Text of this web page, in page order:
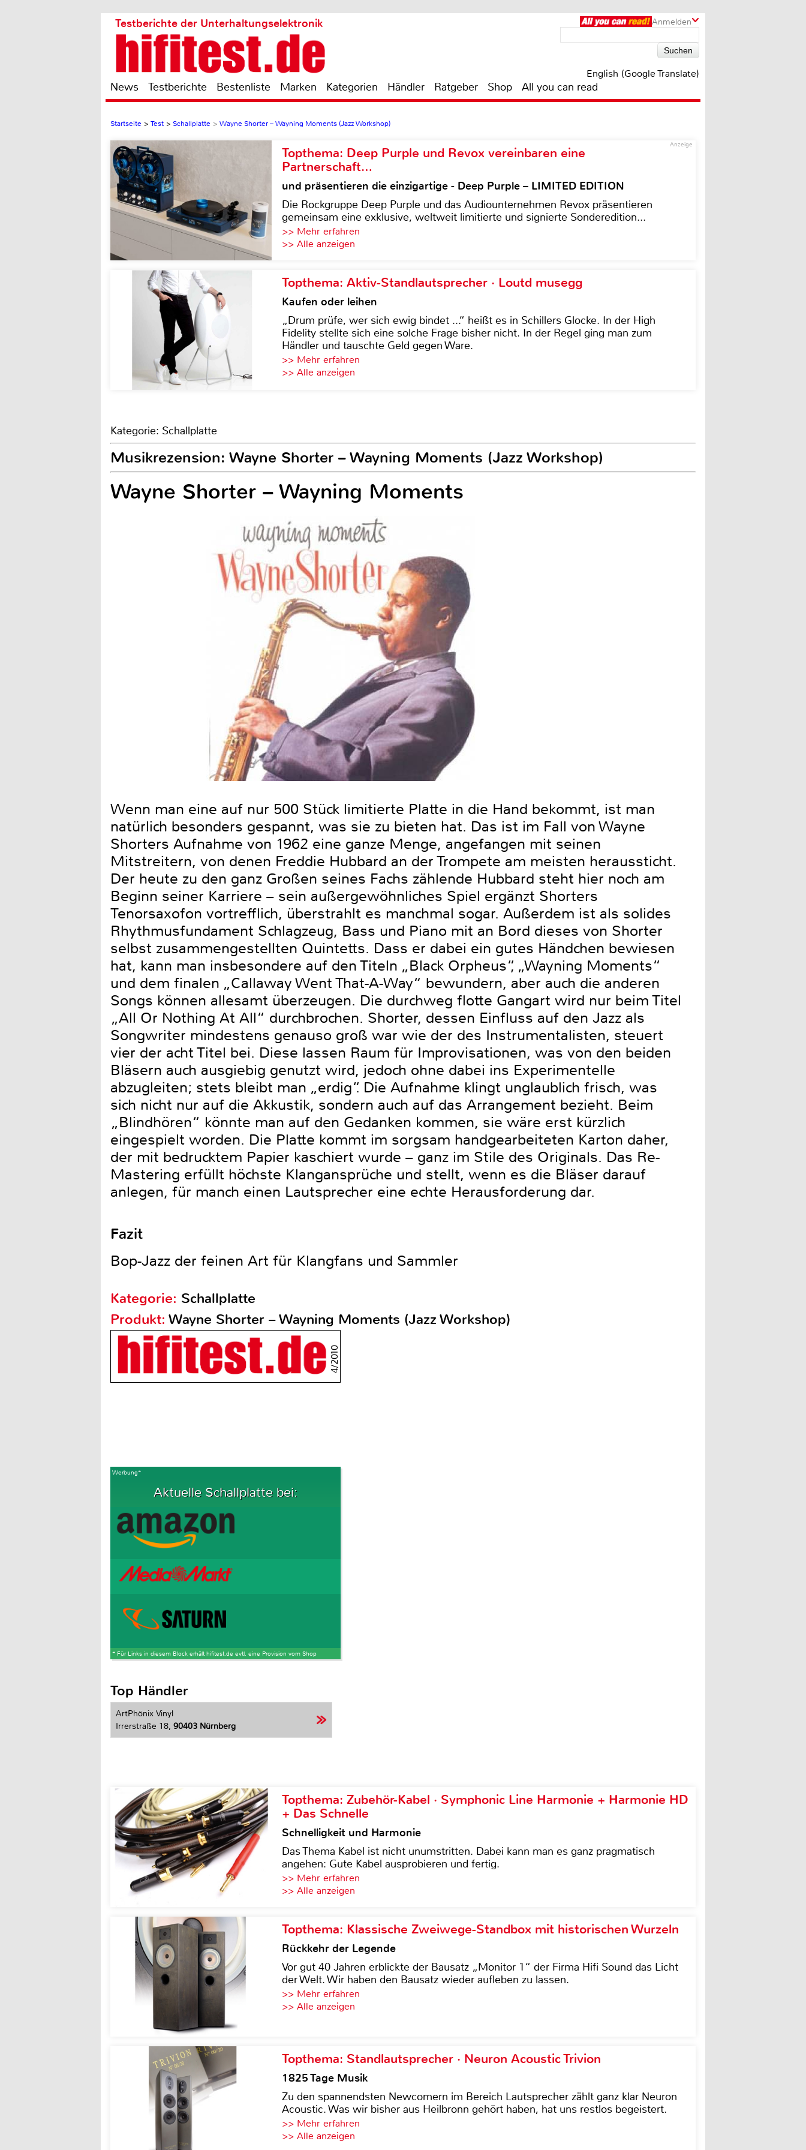
Anmelden
Testberichte der Unterhaltungselektronik
English (Google Translate)
News Testberichte Bestenliste Marken Kategorien Händler Ratgeber Shop All you can read
Startseite > Test > Schallplatte > Wayne Shorter – Wayning Moments (Jazz Workshop)
Anzeige
Topthema: Deep Purple und Revox vereinbaren eine
Partnerschaft…
und präsentieren die einzigartige - Deep Purple – LIMITED EDITION
Die Rockgruppe Deep Purple und das Audiounternehmen Revox präsentieren
gemeinsam eine exklusive, weltweit limitierte und signierte Sonderedition...
>> Mehr erfahren
>> Alle anzeigen
Topthema: Aktiv-Standlautsprecher · Loutd musegg
Kaufen oder leihen
„Drum prüfe, wer sich ewig bindet ...“ heißt es in Schillers Glocke. In der High
Fidelity stellte sich eine solche Frage bisher nicht. In der Regel ging man zum
Händler und tauschte Geld gegen Ware.
>> Mehr erfahren
>> Alle anzeigen
Kategorie: Schallplatte
Musikrezension: Wayne Shorter – Wayning Moments (Jazz Workshop)
Wayne Shorter – Wayning Moments
Wenn man eine auf nur 500 Stück limitierte Platte in die Hand bekommt, ist man
natürlich besonders gespannt, was sie zu bieten hat. Das ist im Fall von Wayne
Shorters Aufnahme von 1962 eine ganze Menge, angefangen mit seinen
Mitstreitern, von denen Freddie Hubbard an der Trompete am meisten heraussticht.
Der heute zu den ganz Großen seines Fachs zählende Hubbard steht hier noch am
Beginn seiner Karriere – sein außergewöhnliches Spiel ergänzt Shorters
Tenorsaxofon vortrefflich, überstrahlt es manchmal sogar. Außerdem ist als solides
Rhythmusfundament Schlagzeug, Bass und Piano mit an Bord dieses von Shorter
selbst zusammengestellten Quintetts. Dass er dabei ein gutes Händchen bewiesen
hat, kann man insbesondere auf den Titeln „Black Orpheus“, „Wayning Moments“
und dem finalen „Callaway Went That-A-Way“ bewundern, aber auch die anderen
Songs können allesamt überzeugen. Die durchweg flotte Gangart wird nur beim Titel
„All Or Nothing At All“ durchbrochen. Shorter, dessen Einfluss auf den Jazz als
Songwriter mindestens genauso groß war wie der des Instrumentalisten, steuert
vier der acht Titel bei. Diese lassen Raum für Improvisationen, was von den beiden
Bläsern auch ausgiebig genutzt wird, jedoch ohne dabei ins Experimentelle
abzugleiten; stets bleibt man „erdig“. Die Aufnahme klingt unglaublich frisch, was
sich nicht nur auf die Akkustik, sondern auch auf das Arrangement bezieht. Beim
„Blindhören“ könnte man auf den Gedanken kommen, sie wäre erst kürzlich
eingespielt worden. Die Platte kommt im sorgsam handgearbeiteten Karton daher,
der mit bedrucktem Papier kaschiert wurde – ganz im Stile des Originals. Das Re-
Mastering erfüllt höchste Klangansprüche und stellt, wenn es die Bläser darauf
anlegen, für manch einen Lautsprecher eine echte Herausforderung dar.
Fazit
Bop-Jazz der feinen Art für Klangfans und Sammler
Kategorie: Schallplatte
Produkt:Wayne Shorter – Wayning Moments (Jazz Workshop)
4/2010
Werbung*
Aktuelle Schallplatte bei:
* Für Links in diesem Block erhält hifitest.de evtl. eine Provision vom Shop
Top Händler
ArtPhönix Vinyl
Irrerstraße 18, 90403 Nürnberg
Topthema: Zubehör-Kabel · Symphonic Line Harmonie + Harmonie HD
+ Das Schnelle
Schnelligkeit und Harmonie
Das Thema Kabel ist nicht unumstritten. Dabei kann man es ganz pragmatisch
angehen: Gute Kabel ausprobieren und fertig.
>> Mehr erfahren
>> Alle anzeigen
Topthema: Klassische Zweiwege-Standbox mit historischen Wurzeln
Rückkehr der Legende
Vor gut 40 Jahren erblickte der Bausatz „Monitor 1“ der Firma Hifi Sound das Licht
der Welt. Wir haben den Bausatz wieder aufleben zu lassen.
>> Mehr erfahren
>> Alle anzeigen
Topthema: Standlautsprecher · Neuron Acoustic Trivion
1825 Tage Musik
Zu den spannendsten Newcomern im Bereich Lautsprecher zählt ganz klar Neuron
Acoustic. Was wir bisher aus Heilbronn gehört haben, hat uns restlos begeistert.
>> Mehr erfahren
>> Alle anzeigen